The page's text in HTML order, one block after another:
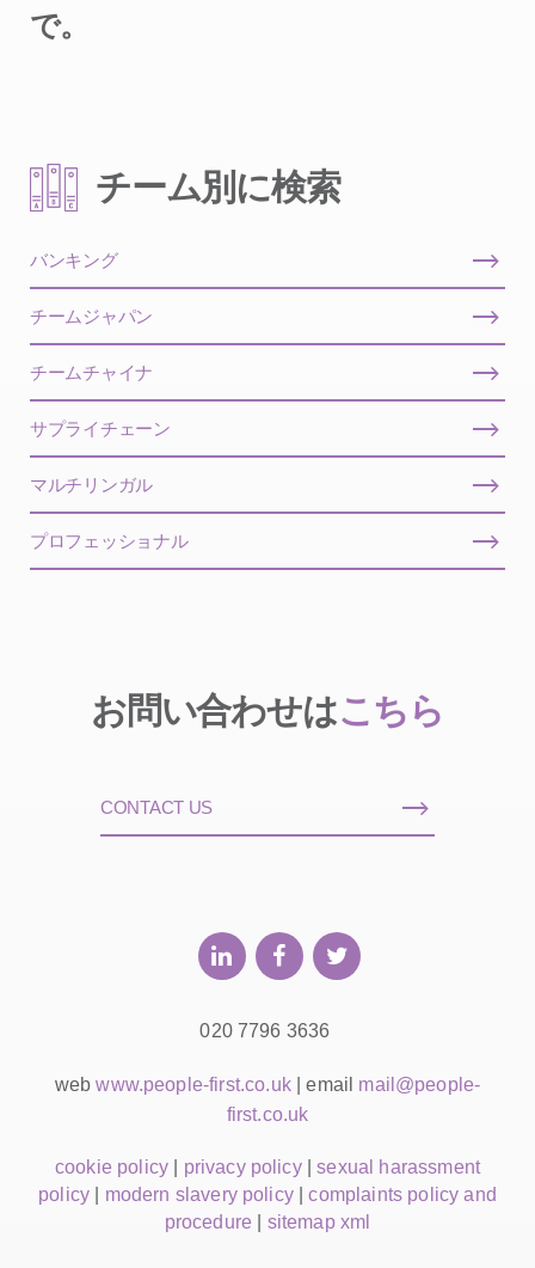
で。
チーム別に検索
バンキング
チームジャパン
チームチャイナ
サプライチェーン
マルチリンガル
プロフェッショナル
お問い合わせはこちら
CONTACT US
020 7796 3636
webwww.people-first.co.uk| email mail@people-
first.co.uk
cookie policy privacy policy|sexual harassment
policy
modern slavery policy|complaints policy and
procedure
sitemap xml